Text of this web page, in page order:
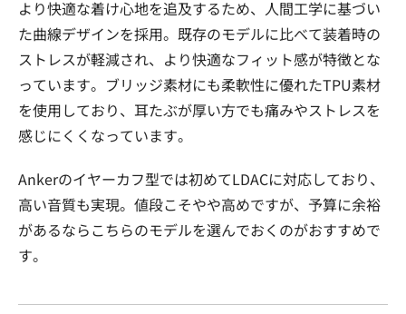
より快適な着け心地を追及するため、人間工学に基づい
た曲線デザインを採用。既存のモデルに比べて装着時の
ストレスが軽減され、より快適なフィット感が特徴とな
っています。ブリッジ素材にも柔軟性に優れたTPU素材
を使用しており、耳たぶが厚い方でも痛みやストレスを
感じにくくなっています。
Ankerのイヤーカフ型では初めてLDACに対応しており、
高い音質も実現。値段こそやや高めですが、予算に余裕
があるならこちらのモデルを選んでおくのがおすすめで
す。